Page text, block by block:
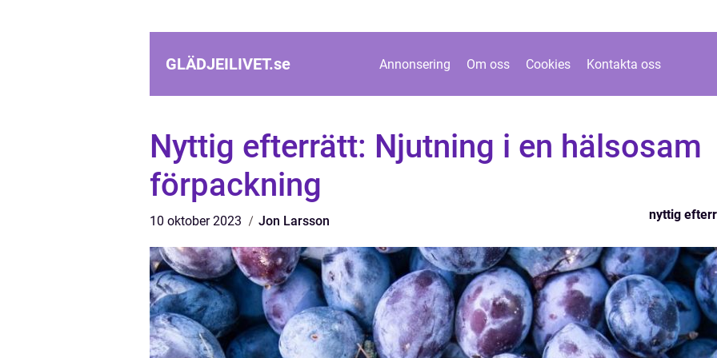
GLÄDJEILIVET.se Annonsering Om oss Cookies Kontakta oss
Nyttig efterrätt: Njutning i en hälsosam
förpackning
10 oktober 2023 Jon Larsson nyttig